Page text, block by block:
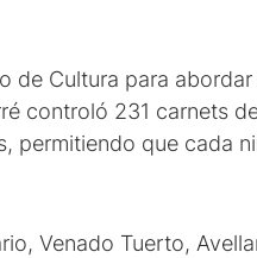
de Cultura para abordar
controló 231 carnets
permitiendo que cada
Venado Tuerto,